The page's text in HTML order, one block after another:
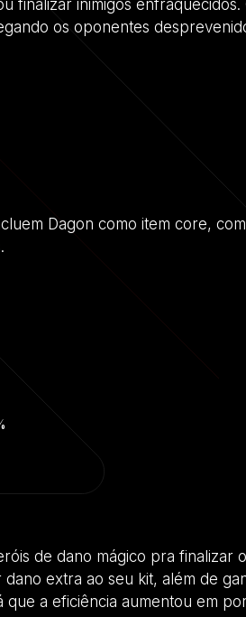
finalizar inimigos
os oponentes
Dagon como item core,
.
de dano mágico pra finalizar
extra ao seu kit, além de
a eficiência aumentou em